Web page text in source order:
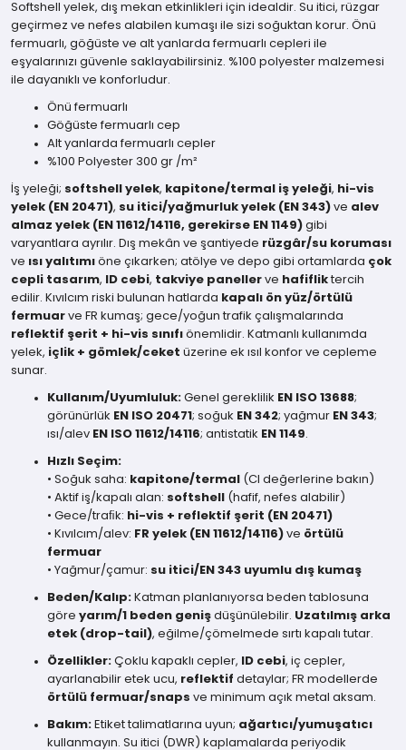
Softshell yelek, dış mekan etkinlikleri için idealdir. Su itici, rüzgar
geçirmez ve nefes alabilen kumaşı ile sizi soğuktan korur. Önü
fermuarlı, göğüste ve alt yanlarda fermuarlı cepleri ile
eşyalarınızı güvenle saklayabilirsiniz. %100 polyester malzemesi
ile dayanıklı ve konforludur.
Önü fermuarlı
Göğüste fermuarlı cep
Alt yanlarda fermuarlı cepler
%100 Polyester 300 gr /m²
İş yeleği; softshell yelek, kapitone/termal iş yeleği, hi-vis
yelek (EN 20471), su itici/yağmurluk yelek (EN 343) ve alev
almaz yelek (EN 11612/14116, gerekirse EN 1149) gibi
varyantlara ayrılır. Dış mekân ve şantiyede rüzgâr/su koruması
ve ısı yalıtımı öne çıkarken; atölye ve depo gibi ortamlarda çok
cepli tasarım, ID cebi, takviye paneller ve hafifliktercih
edilir. Kıvılcım riski bulunan hatlarda kapalı ön yüz/örtülü
fermuar ve FR kumaş; gece/yoğun trafik çalışmalarında
reflektif şerit + hi-vis sınıfı önemlidir. Katmanlı kullanımda
yelek, içlik + gömlek/ceket üzerine ek ısıl konfor ve cepleme
sunar.
Kullanım/Uyumluluk: Genel gereklilik EN ISO 13688;
görünürlük EN ISO 20471; soğuk EN 342; yağmur EN 343;
ısı/alev EN ISO 11612/14116; antistatik EN 1149
Hızlı Seçim:
• Soğuk saha: kapitone/termal (CI değerlerine bakın)
• Aktif iş/kapalı alan: softshell (hafif, nefes alabilir)
• Gece/traﬁk: hi-vis + reflektif şerit (EN 20471)
• Kıvılcım/alev: FR yelek (EN 11612/14116) ve örtülü
fermuar
• Yağmur/çamur: su itici/EN 343 uyumlu dış kumaş
Beden/Kalıp: Katman planlanıyorsa beden tablosuna
göre yarım/1 beden geniş düşünülebilir. Uzatılmış arka
etek (drop-tail), eğilme/çömelmede sırtı kapalı tutar.
Özellikler: Çoklu kapaklı cepler, ID cebi, iç cepler,
ayarlanabilir etek ucu, reflektif detaylar; FR modellerde
örtülü fermuar/snaps ve minimum açık metal aksam.
Bakım: Etiket talimatlarına uyun; ağartıcı/yumuşatıcı
kullanmayın. Su itici (DWR) kaplamalarda periyodik